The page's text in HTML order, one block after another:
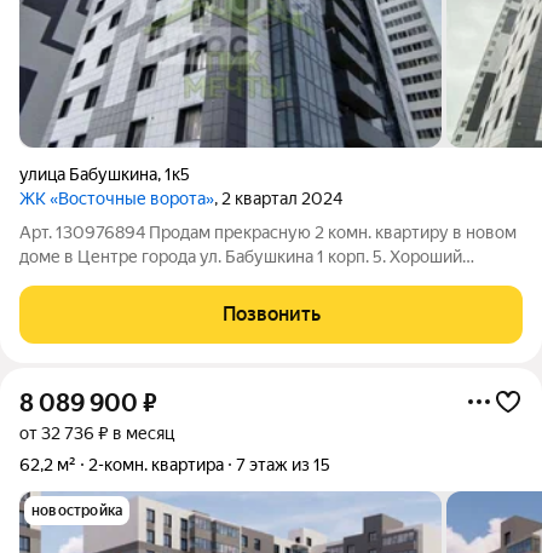
улица Бабушкина,1к5
ЖК «Восточные ворота», 2 квартал 2024
Арт. 130976894 Продам прекрасную 2 комн. квартиру в новом
доме в Центре города ул. Бабушкина 1 корп. 5. Хороший
лифты работают отлично! Построен качественно. Не путать с
соседними домами от
Позвонить
8 089 900 ₽
от 32 736 ₽ в месяц
62,2 м²
2-комн. квартира 7 этаж из 15
новостройка